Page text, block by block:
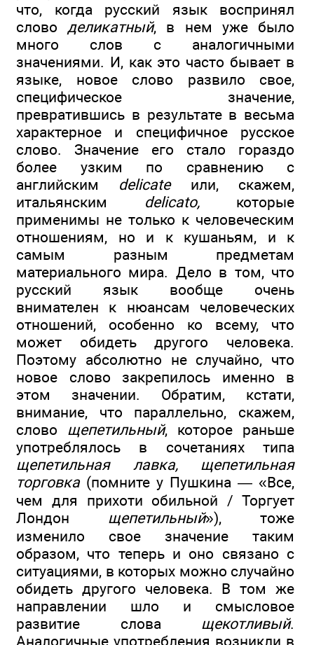
что, когда русский язык воспринял
словоделикатный, в нем уже было
много слов с аналогичными
значениями. И, как это часто бывает в
языке, новое слово развило свое,
специфическое значение,
превратившись в результате в весьма
характерное и специфичное русское
слово. Значение его стало гораздо
более узким по сравнению с
английским delicateили, скажем,
итальянским delicato,которые
применимы не только к человеческим
отношениям, но и к кушаньям, и к
самым разным предметам
материального мира. Дело в том, что
русский язык вообще очень
внимателен к нюансам человеческих
отношений, особенно ко всему, что
может обидеть другого человека.
Поэтому абсолютно не случайно, что
новое слово закрепилось именно в
этом значении. Обратим, кстати,
внимание, что параллельно, скажем,
слово щепетильный, которое раньше
употреблялось в сочетаниях типа
щепетильная лавка, щепетильная
торговка (помните у Пушкина — «Все,
чем для прихоти обильной / Торгует
Лондон щепетильный»), тоже
изменило свое значение таким
образом, что теперь и оно связано с
ситуациями, в которых можно случайно
обидеть другого человека. В том же
направлении шло и смысловое
развитие слова щекотливый.
Аналогичные употребления возникли в